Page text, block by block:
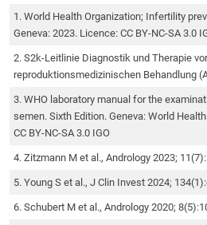
World Health Organization; Infertility
Geneva: 2023. Licence: CC BY-NC-SA 3.0
S2k-Leitlinie Diagnostik und Therapie
reproduktionsmedizinischen Behandlung
WHO laboratory manual for the
semen. Sixth Edition. Geneva: World
CC BY-NC-SA 3.0 IGO
Zitzmann M et al., Andrology 2023;
Young S et al., J Clin Invest 2024;
Schubert M et al., Andrology 2020;